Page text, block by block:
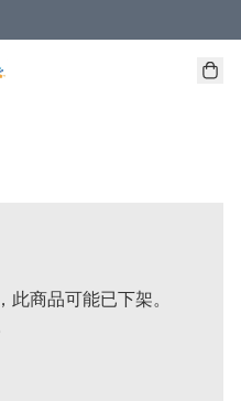
於 本地送貨、本地取貨 )
商品可能已下架。